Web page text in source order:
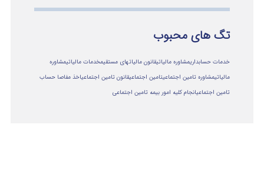
تگ های محبوب
خدمات حسابداریمشاوره مالیاتیقانون مالیاتهای مستقیمخدمات مالیاتیمشاوره
مالياتيمشاوره تامین اجتماعیتامین اجتماعیقانون تامین اجتماعیاخذ مفاصا حساب
تامین اجتماعیانجام کلیه امور بیمه تامین اجتماعی